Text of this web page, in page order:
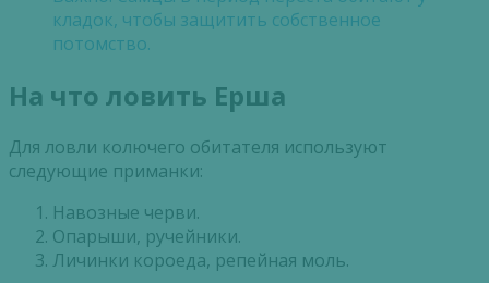
кладок, чтобы защитить собственное
потомство.
На что ловить Ерша
Для ловли колючего обитателя используют
следующие приманки:
Навозные черви.
Опарыши, ручейники.
Личинки короеда, репейная моль.